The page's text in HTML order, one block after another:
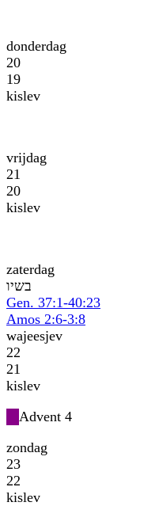
donderdag
20
19
kislev
vrijdag
21
20
kislev
zaterdag
וישב
Gen. 37:1-40:23
Amos 2:6-3:8
wajeesjev
22
21
kislev
Advent 4
zondag
23
22
kislev